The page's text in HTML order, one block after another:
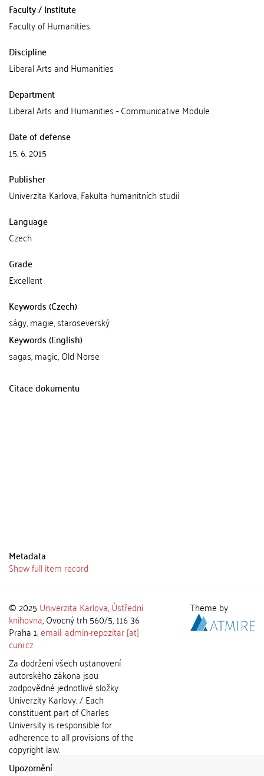
Faculty / Institute
Faculty of Humanities
Discipline
Liberal Arts and Humanities
Department
Liberal Arts and Humanities - Communicative Module
Date of defense
15. 6. 2015
Publisher
Univerzita Karlova, Fakulta humanitních studií
Language
Czech
Grade
Excellent
Keywords (Czech)
ságy, magie, staroseverský
Keywords (English)
sagas, magic, Old Norse
Citace dokumentu
Metadata
Show full item record
© 2025 Univerzita Karlova,Ústřední
knihovna, Ovocný trh 560/5, 116 36
Praha 1;email: admin-repozitar [at]
cuni.cz
Za dodržení všech ustanovení
autorského zákona jsou
zodpovědné jednotlivé složky
Univerzity Karlovy. / Each
constituent part of Charles
University is responsible for
adherence to all provisions of the
copyright law.
Upozornění / Notice:
Theme by